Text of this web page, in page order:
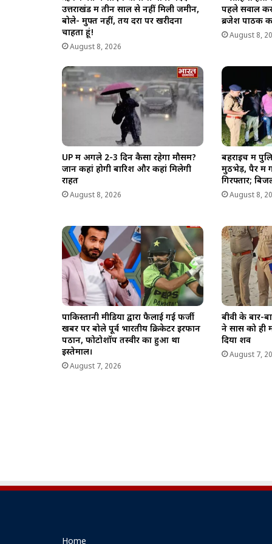
उत्तराखंड में तीन साल से नहीं मिली जमीन,
बोले- मुफ्त नहीं, तय दरों पर खरीदना
चाहता हूं!
August 8, 2026
पहले सवाल
ब्रजेश पाठक
August 8,
UP में अगले 2-3 दिन कैसा रहेगा मौसम?
जानें कहां होगी बारिश और कहां मिलेगी
राहत
August 8, 2026
बहराइच में
मुठभेड़, पैर में
गिरफ्तार;
August 8,
पाकिस्तानी मीडिया द्वारा फैलाई गई फर्जी
खबर पर बोले पूर्व भारतीय क्रिकेटर इरफान
पठान, फोटोशॉप तस्वीर का हुआ था
इस्तेमाल।
August 7, 2026
बीवी के बार-
ने सास को ही
दिया शव
August 7,